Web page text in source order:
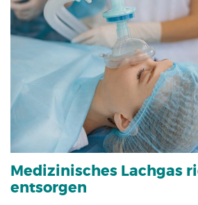
Medizinisches Lachgas
entsorgen